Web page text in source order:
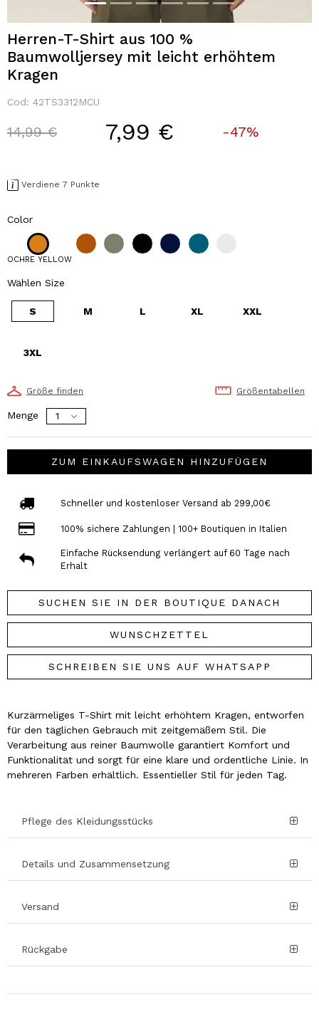
Herren-T-Shirt aus 100 %
Baumwolljersey mit leicht erhöhtem
Kragen
Cod: 42TS3312MCU
Price reduced from
14,99 €to 7,99 € -47%
Verdiene 7 Punkte
Color
OCHRE YELLOW
Wählen Size
S M L XL XXL
3XL
Größe finden Größentabellen
Menge
ZUM EINKAUFSWAGEN HINZUFÜGEN
Schneller und kostenloser Versand ab 299,00€
100% sichere Zahlungen | 100+ Boutiquen in Italien
Einfache Rücksendung verlängert auf 60 Tage nach
Erhalt
SUCHEN SIE IN DER BOUTIQUE DANACH
WUNSCHZETTEL
SCHREIBEN SIE UNS AUF WHATSAPP
Kurzärmeliges T-Shirt mit leicht erhöhtem Kragen, entworfen
für den täglichen Gebrauch mit zeitgemäßem Stil. Die
Verarbeitung aus reiner Baumwolle garantiert Komfort und
Funktionalität und sorgt für eine klare und ordentliche Linie. In
mehreren Farben erhältlich. Essentieller Stil für jeden Tag.
Pflege des Kleidungsstücks
Details und Zusammensetzung
Versand
Rückgabe